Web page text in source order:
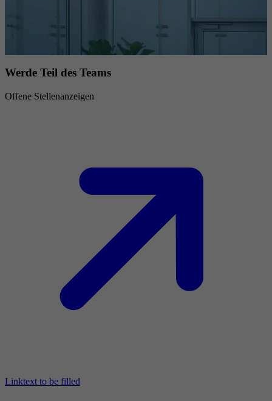
Werde Teil des Teams
Offene Stellenanzeigen
Linktext to be filled